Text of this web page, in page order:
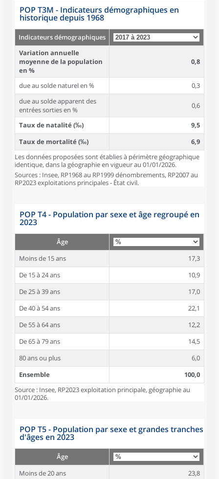
POP T3M - Indicateurs démographiques en
historique depuis 1968
Indicateurs démographiques
Variation annuelle
moyenne de la population
en %
0,8
due au solde naturel en %
0,3
due au solde apparent des
entrées sorties en %
0,6
Taux de natalité (‰)
9,5
Taux de mortalité (‰)
6,9
Les données proposées sont établies à périmètre géographique
identique, dans la géographie en vigueur au 01/01/2026.
Sources : Insee, RP1968 au RP1999 dénombrements, RP2007 au
RP2023 exploitations principales - État civil.
POP T4 - Population par sexe et âge regroupé en
2023
Âge
Moins de 15 ans
17,3
De 15 à 24 ans
10,9
De 25 à 39 ans
17,0
De 40 à 54 ans
22,1
De 55 à 64 ans
12,2
De 65 à 79 ans
14,5
80 ans ou plus
6,0
Ensemble
100,0
Source : Insee, RP2023 exploitation principale, géographie au
01/01/2026.
POP T5 - Population par sexe et grandes tranches
d'âges en 2023
Âge
Moins de 20 ans
23,8